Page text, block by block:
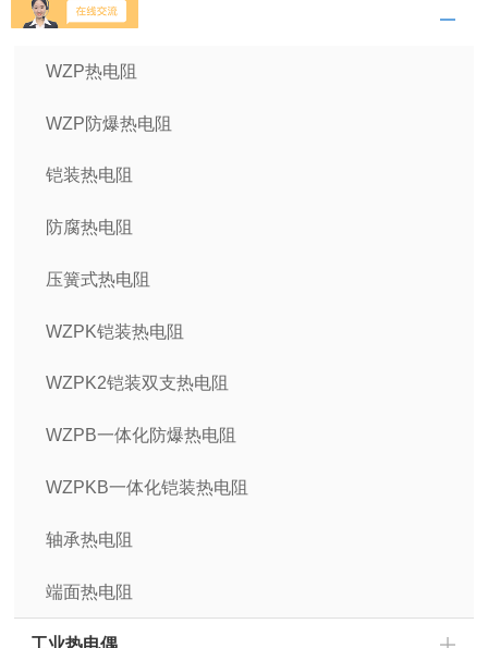
工业热电阻
WZP热电阻
WZP防爆热电阻
铠装热电阻
防腐热电阻
压簧式热电阻
WZPK铠装热电阻
WZPK2铠装双支热电阻
WZPB一体化防爆热电阻
WZPKB一体化铠装热电阻
轴承热电阻
端面热电阻